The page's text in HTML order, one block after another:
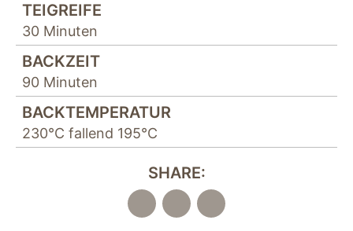
TEIGREIFE
30 Minuten
BACKZEIT
90 Minuten
BACKTEMPERATUR
230°C fallend 195°C
SHARE: